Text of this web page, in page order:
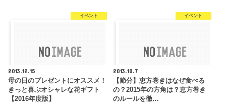
イベント
2013.12.15
母の日のプレゼントにオススメ！
きっと喜ぶオシャレな花ギフト
【2016年度版】
イベント
2013.10.7
【節分】恵方巻きはなぜ食べる
の？2015年の方角は？恵方巻き
のルールを徹…